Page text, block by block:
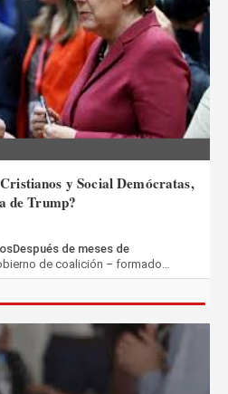
y Social Demócratas,
de Trump?
de meses de
de coalición – formado…